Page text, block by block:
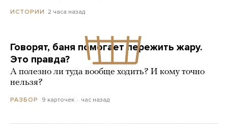
ИСТОРИИ 2 часа назад
Говорят, баня помогает пережить жару.
Это правда?
А полезно ли туда вообще ходить? И кому точно
нельзя?
РАЗБОР 9 карточек час назад